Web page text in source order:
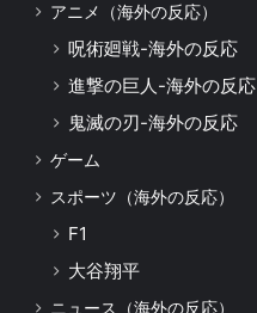
アニメ（海外の反応）
呪術廻戦-海外の反応
進撃の巨人-海外の反応
鬼滅の刃-海外の反応
ゲーム
スポーツ（海外の反応）
F1
大谷翔平
ニュース（海外の反応）